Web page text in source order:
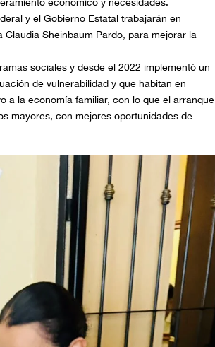
y el Gobierno Estatal trabajarán en
Sheinbaum Pardo, para mejorar la
sociales y desde el 2022 implementó un
de vulnerabilidad y que habitan en
a la economía familiar, con lo que el arranque
mayores, con mejores oportunidades de